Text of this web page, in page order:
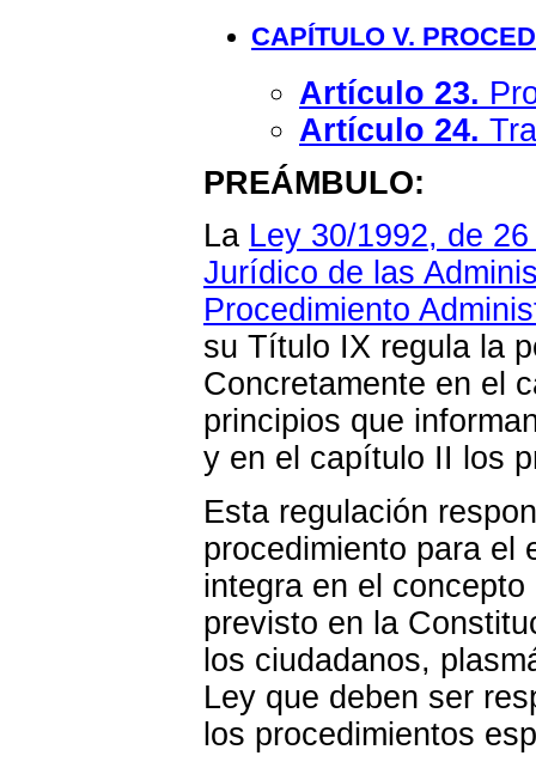
CAPÍTULO V.
Artículo 23.
Artículo 24.
PREÁMBULO:
La Ley 30/1992, de
Jurídico de las
Procedimiento
su Título IX regula la
Concretamente en el
principios que
y en el capítulo II los
Esta regulación
procedimiento para el
integra en el
previsto en la
los ciudadanos,
Ley que deben ser
los procedimientos